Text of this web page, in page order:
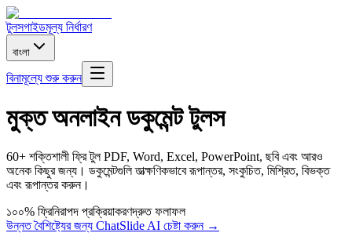
টুলসগাইডমূল্য নির্ধারণ
বাংলা
বিনামূল্যে শুরু করুন
মুক্ত অনলাইন ডকুমেন্ট টুলস
60+ শক্তিশালী ফ্রি টুল PDF, Word, Excel, PowerPoint, ছবি এবং আরও
অনেক কিছুর জন্য। ডকুমেন্টগুলি তাত্ক্ষণিকভাবে রূপান্তর, সংকুচিত, মিশ্রিত, বিভক্ত
এবং রূপান্তর করুন।
১০০% ফ্রিনিরাপদ প্রক্রিয়াকরণদ্রুত ফলাফল
উন্নত বৈশিষ্ট্যের জন্য ChatSlide AI চেষ্টা করুন →